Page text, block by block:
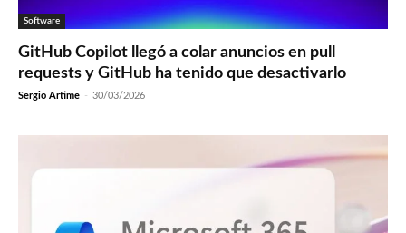
Software
GitHub Copilot llegó a colar anuncios en pull
requests y GitHub ha tenido que desactivarlo
Sergio Artime - 30/03/2026